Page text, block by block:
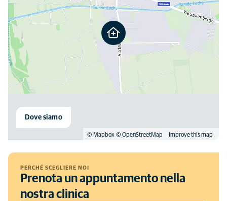
© Mapbox © OpenStreetMap Improve this map
Dove siamo
PERCHÉ SCEGLIERE NOI
Prenota un appuntamento nella
nostra clinica